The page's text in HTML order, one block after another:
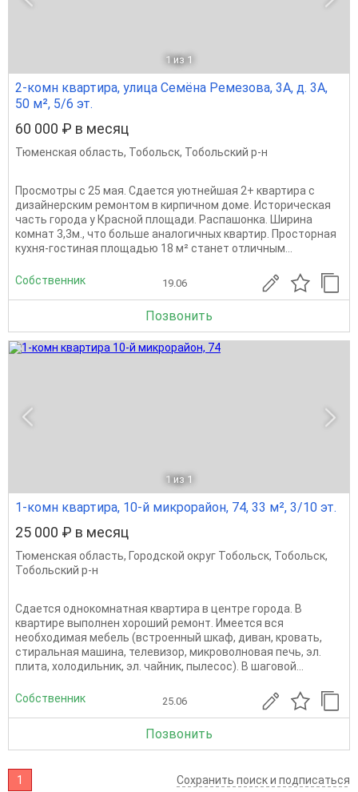
1 из 1
2-комн квартира, улица Семёна Ремезова, 3А, д. 3А,
50 м², 5/6 эт.
60 000 ₽ в месяц
Тюменская область, Тобольск, Тобольский р-н
Просмотры с 25 мая. Сдается уютнейшая 2+ квартира с
дизайнерским ремонтом в кирпичном доме. Иcтopическaя
чacть гopода у Кpacнoй площади. Распашонка. Ширина
комнат 3,3м., что больше аналогичных квартир. Просторная
кухня-гостиная площадью 18 м² станет отличным...
Собственник 19.06
Позвонить
1 из 1
1-комн квартира, 10-й микрорайон, 74, 33 м², 3/10 эт.
25 000 ₽ в месяц
Тюменская область, Городской округ Тобольск, Тобольск,
Тобольский р-н
Сдается однокомнатная квартира в центре города. В
квартире выполнен хороший ремонт. Имеется вся
необходимая мебель (встроенный шкаф, диван, кровать,
стиральная машина, телевизор, микроволновая печь, эл.
плита, холодильник, эл. чайник, пылесос). В шаговой...
Собственник 25.06
Позвонить
1 Сохранить поиск и подписаться